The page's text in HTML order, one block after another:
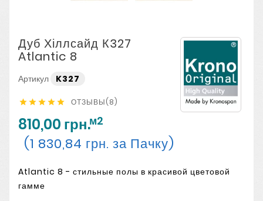
Дуб Хіллсайд К327
Atlantic 8
Артикул K327
     ОТЗЫВЫ(8)
810,00 грн.м2
(1 830,84 грн. за Пачку)
Atlantic 8 - стильные полы в красивой цветовой
гамме